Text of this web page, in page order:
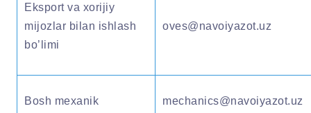
Eksport va xorijiy
mijozlar bilan ishlash
bo’limi
oves@navoiyazot.uz
Bosh mexanik mechanics@navoiyazot.uz